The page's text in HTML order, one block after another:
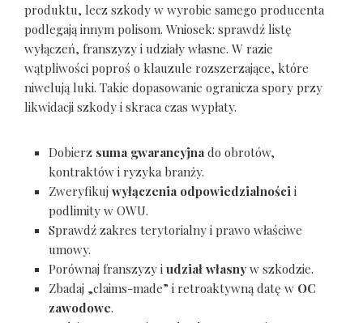
produktu, lecz szkody w wyrobie samego producenta
podlegają innym polisom. Wniosek: sprawdź listę
wyłączeń, franszyzy i udziały własne. W razie
wątpliwości poproś o klauzule rozszerzające, które
niwelują luki. Takie dopasowanie ogranicza spory przy
likwidacji szkody i skraca czas wypłaty.
Dobierz suma gwarancyjna do obrotów,
kontraktów i ryzyka branży.
Zweryfikuj wyłączenia odpowiedzialności i
podlimity w OWU.
Sprawdź zakres terytorialny i prawo właściwe
umowy.
Porównaj franszyzy i udział własny w szkodzie.
Zbadaj „claims-made” i retroaktywną datę w OC
zawodowe.